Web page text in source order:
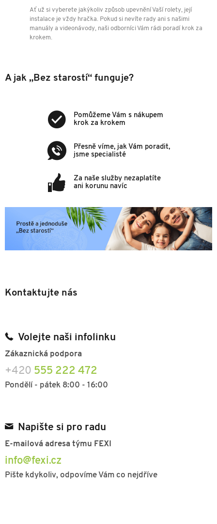
Ať už si vyberete jakýkoliv způsob upevnění Vaší rolety, její
instalace je vždy hračka. Pokud si nevíte rady ani s našimi
manuály a videonávody, naši odborníci Vám rádi poradí krok za
krokem.
A jak „Bez starostí“ funguje?
Pomůžeme Vám s nákupem
krok za krokem
Přesně víme, jak Vám poradit,
jsme specialisté
Za naše služby nezaplatíte
ani korunu navíc
Kontaktujte nás
Volejte naši infolinku
Zákaznická podpora
+420 555 222 472
Pondělí - pátek 8:00 - 16:00
Napište si pro radu
E-mailová adresa týmu FEXI
info@fexi.cz
Pište kdykoliv, odpovíme Vám co nejdříve